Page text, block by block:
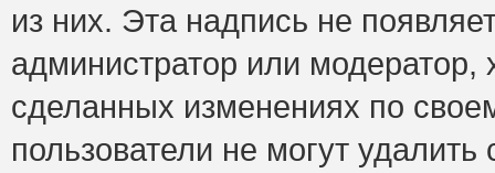
из них. Эта надпись не
администратор или модератор,
сделанных изменениях по
пользователи не могут